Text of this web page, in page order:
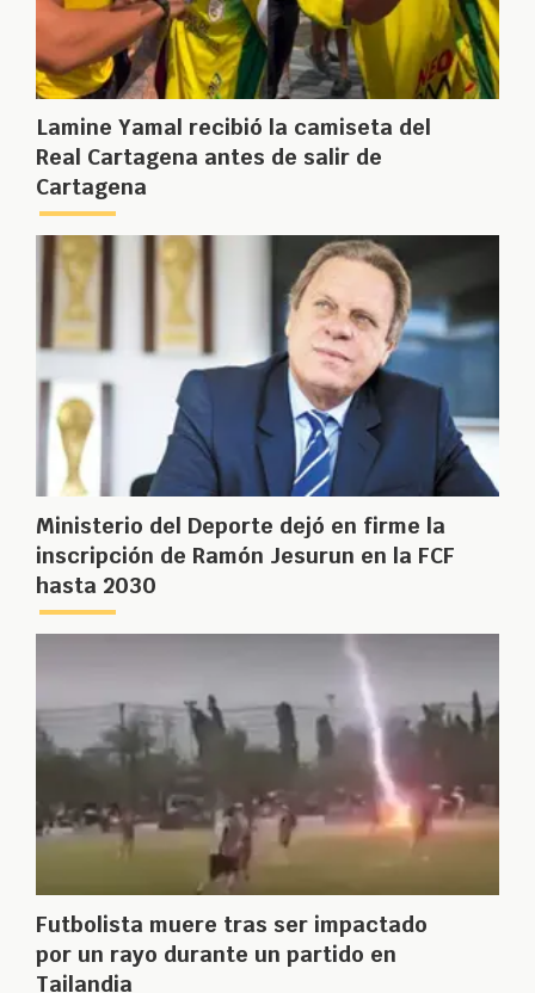
Lamine Yamal recibió la camiseta del
Real Cartagena antes de salir de
Cartagena
Ministerio del Deporte dejó en firme la
inscripción de Ramón Jesurun en la FCF
hasta 2030
Futbolista muere tras ser impactado
por un rayo durante un partido en
Tailandia